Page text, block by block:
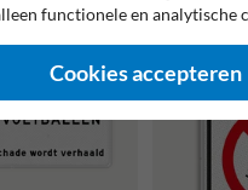
functionele en analytische
Cookies accepteren